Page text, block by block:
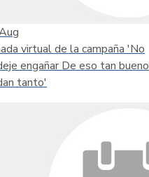
virtual de la campaña 'No
engañar De eso tan bueno
tanto'